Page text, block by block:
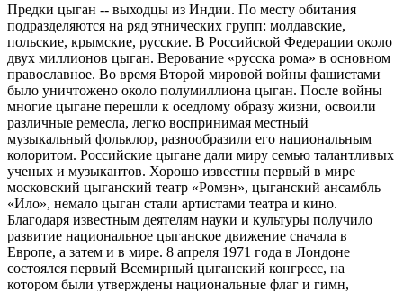
Предки цыган -- выходцы из Индии. По месту обитания
подразделяются на ряд этнических групп: молдавские,
польские, крымские, русские. В Российской Федерации около
двух миллионов цыган. Верование «русска рома» в основном
православное. Во время Второй мировой войны фашистами
было уничтожено около полумиллиона цыган. После войны
многие цыгане перешли к оседлому образу жизни, освоили
различные ремесла, легко воспринимая местный
музыкальный фольклор, разнообразили его национальным
колоритом. Российские цыгане дали миру семью талантливых
ученых и музыкантов. Хорошо известны первый в мире
московский цыганский театр «Ромэн», цыганский ансамбль
«Ило», немало цыган стали артистами театра и кино.
Благодаря известным деятелям науки и культуры получило
развитие национальное цыганское движение сначала в
Европе, а затем и в мире. 8 апреля 1971 года в Лондоне
состоялся первый Всемирный цыганский конгресс, на
котором были утверждены национальные флаг и гимн,